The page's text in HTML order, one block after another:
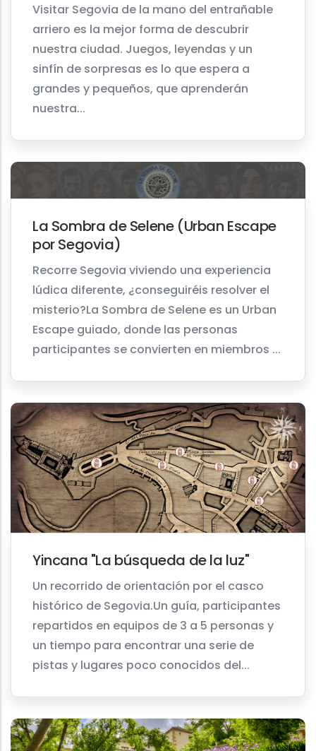
Visitar Segovia de la mano del entrañable
arriero es la mejor forma de descubrir
nuestra ciudad. Juegos, leyendas y un
sinfín de sorpresas es lo que espera a
grandes y pequeños, que aprenderán
nuestra...
La Sombra de Selene (Urban Escape
por Segovia)
Recorre Segovia viviendo una experiencia
lúdica diferente, ¿conseguiréis resolver el
misterio?La Sombra de Selene es un Urban
Escape guiado, donde las personas
participantes se convierten en miembros ...
Yincana "La búsqueda de la luz"
Un recorrido de orientación por el casco
histórico de Segovia.Un guía, participantes
repartidos en equipos de 3 a 5 personas y
un tiempo para encontrar una serie de
pistas y lugares poco conocidos del...